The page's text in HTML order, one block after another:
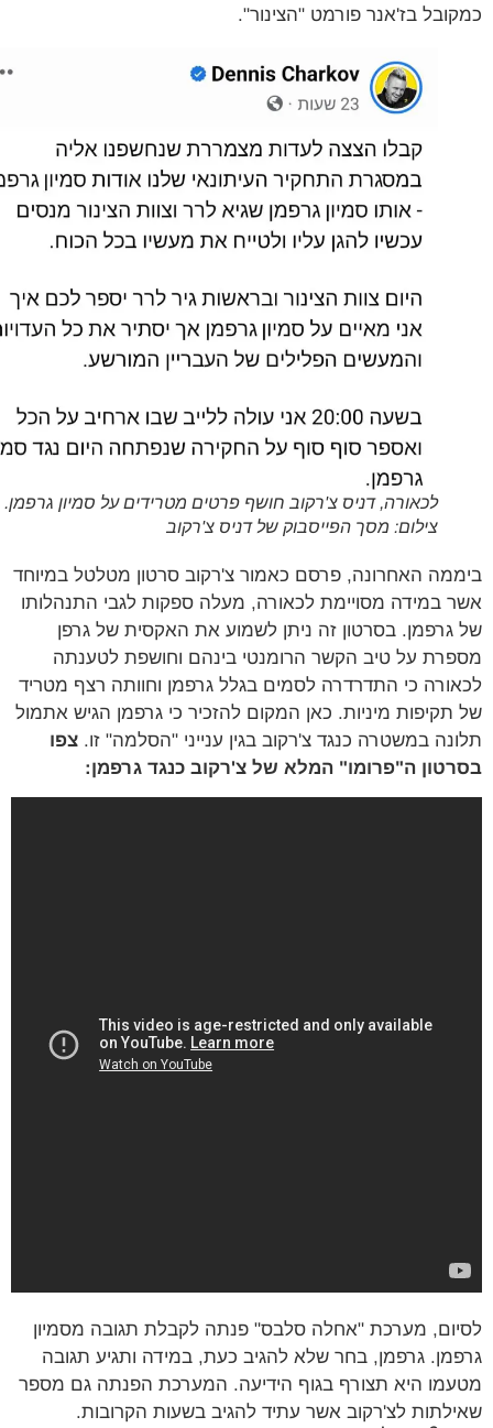
בז'אנר פורמט "הצינור".
לכאורה, דניס צ'רקוב חושף פרטים מטרידים על סמיון גרפמן.
צילום: מסך הפייסבוק של דניס צ'רקוב
האחרונה, פרסם כאמור צ'רקוב סרטון מטלטל במיוחד
במידה מסויימת לכאורה, מעלה ספקות לגבי התנהלותו
בסרטון זה ניתן לשמוע את האקסית של גרפן
על טיב הקשר הרומנטי בינהם וחושפת לטענתה
כי התדרדרה לסמים בגלל גרפמן וחוותה רצף מטריד
מיניות. כאן המקום להזכיר כי גרפמן הגיש אתמול
במשטרה כנגד צ'רקוב בגין ענייני "הסלמה" זו.צפו
ה"פרומו" המלא של צ'רקוב כנגד גרפמן:
מערכת "אחלה סלבס" פנתה לקבלת תגובה מסמיון
גרפמן, בחר שלא להגיב כעת, במידה ותגיע תגובה
היא תצורף בגוף הידיעה. המערכת הפנתה גם מספר
לצ'רקוב אשר עתיד להגיב בשעות הקרובות.